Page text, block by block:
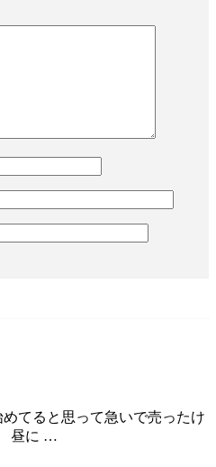
てると思って急いで売ったけ
昼に …